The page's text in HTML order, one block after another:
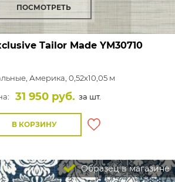
ПОСМОТРЕТЬ
Tailor MadeYM30710
Америка, 0,52x10,05 м
31 950 руб. за шт.
В КОРЗИНУ
Образец в магазине